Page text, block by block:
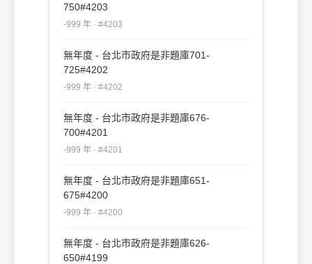
750#4203
-999 年 · #4203
無年度 - 台北市政府是非題庫701-
725#4202
-999 年 · #4202
無年度 - 台北市政府是非題庫676-
700#4201
-999 年 · #4201
無年度 - 台北市政府是非題庫651-
675#4200
-999 年 · #4200
無年度 - 台北市政府是非題庫626-
650#4199